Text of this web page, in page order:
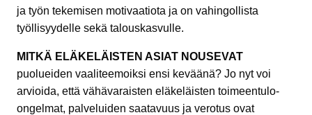
ja työn tekemisen motivaatiota ja on vahingollista
työllisyydelle sekä talouskasvulle.
MITKÄ ELÄKELÄISTEN ASIAT NOUSEVAT
puolueiden vaaliteemoiksi ensi keväänä? Jo nyt voi
arvioida, että vähävaraisten eläkeläisten toimeentulo-
ongelmat, palveluiden saatavuus ja verotus ovat